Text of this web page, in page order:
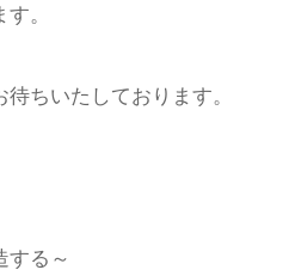
。
ちいたしております。
する～